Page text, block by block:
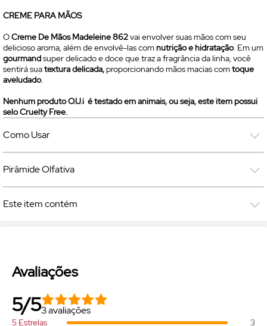
CREME PARA MÃOS
OCreme De Mãos Madeleine 862vai envolver suas mãoscom seu
delicioso aroma, além de envolvê-las comnutrição e hidratação. Em um
gourmandsuper delicado e doce que traz a fragrância da linha, você
sentirá suatextura delicada,proporcionando mãos macias comtoque
aveludado.
Nenhum produto O.U.i é testado em animais, ou seja, este item possui
seloCruelty Free.
Como Usar
Pirâmide Olfativa
Este item contém
Avaliações
5/53 avaliações
5 Estrelas
3